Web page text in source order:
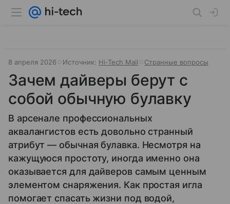
8 апреля 2026 Источник: Hi-Tech Mail Странные вопросы
Зачем дайверы берут с
собой обычную булавку
В арсенале профессиональных
аквалангистов есть довольно странный
атрибут — обычная булавка. Несмотря на
кажущуюся простоту, иногда именно она
оказывается для дайверов самым ценным
элементом снаряжения. Как простая игла
помогает спасать жизни под водой,